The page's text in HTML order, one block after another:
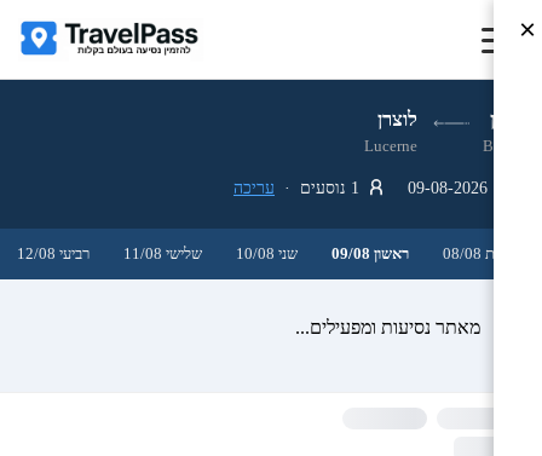
ברן לוצרן
Bern
Lucerne
עריכה
שבת 08/08 ראשון 09/08 שני 10/08 שלישי 11/08 רביעי 12/08
מאתר נסיעות ומפעילים...
×